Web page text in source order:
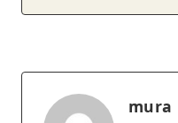
mura